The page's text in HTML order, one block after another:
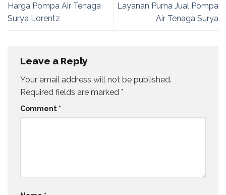
Harga Pompa Air Tenaga
Surya Lorentz
Layanan Purna Jual Pompa
Air Tenaga Surya
Leave a Reply
Your email address will not be published.
Required fields are marked *
Comment *